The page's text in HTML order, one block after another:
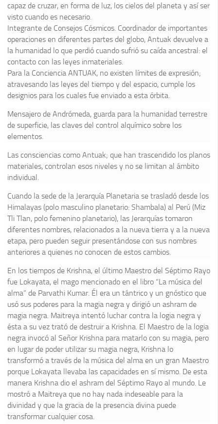
capaz de cruzar, en forma de luz, los cielos del planeta y así ser
visto cuando es necesario.
Integrante de Consejos Cósmicos. Coordinador de importantes
operaciones en diferentes partes del globo, Antuak devuelve a
la humanidad lo que perdió cuando sufrió su caída ancestral: el
contacto con las leyes inmateriales.
Para la Conciencia ANTUAK, no existen límites de expresión;
atravesando las leyes del tiempo y del espacio, cumple los
designios para los cuales fue enviado a esta órbita.
Mensajero de Andrómeda, guarda para la humanidad terrestre
de superficie, las claves del control alquímico sobre los
elementos.
Las consciencias como Antuak; que han trascendido los planos
materiales, controlan esos niveles y no se limitan al ámbito
individual.
Cuando la sede de la Jerarquía Planetaria se trasladó desde los
Himalayas (polo masculino planetario: Shambala) al Perú (Miz
Tli Tlan, polo femenino planetario), las Jerarquías tomaron
diferentes nombres, relacionados a la nueva tierra y a la nueva
etapa, pero pueden seguir presentándose con sus nombres
anteriores a quienes no conocen de estos cambios.
En los tiempos de Krishna, el último Maestro del Séptimo Rayo
fue Lokayata, el mago mencionado en el libro “La música del
alma” de Parvathi Kumar. Él era un tántrico y un gnóstico que
usó sus poderes para la magia negra y dirigió un ashram de
magia negra. Maitreya intentó luchar contra la logia negra y
ésta a su vez trató de destruir a Krishna. El Maestro de la logia
negra invocó al Señor Krishna para matarlo con su magia, pero
en lugar de poder utilizar su magia negra, Krishna lo
transformó a través de la música del alma en un gran Maestro
porque Lokayata llevaba las capacidades en sí mismo. De esta
manera Krishna dio el ashram del Séptimo Rayo al mundo. Le
mostró a Maitreya que no hay nada indeseable para la
divinidad y que la gracia de la presencia divina puede
transformar cualquier cosa.